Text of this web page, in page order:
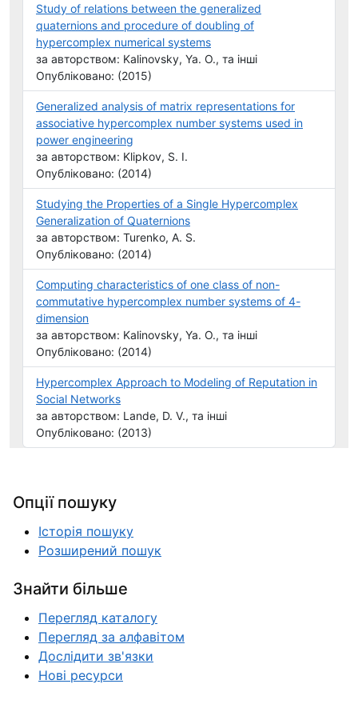
Study of relations between the generalized
quaternions and procedure of doubling of
hypercomplex numerical systems
за авторством: Kalinovsky, Ya. O., та інші
Опубліковано: (2015)
Generalized analysis of matrix representations for
associative hypercomplex number systems used in
power engineering
за авторством: Klipkov, S. I.
Опубліковано: (2014)
Studying the Properties of a Single Hypercomplex
Generalization of Quaternions
за авторством: Turenko, A. S.
Опубліковано: (2014)
Computing characteristics of one class of non-
commutative hypercomplex number systems of 4-
dimension
за авторством: Kalinovsky, Ya. O., та інші
Опубліковано: (2014)
Hypercomplex Approach to Modeling of Reputation in
Social Networks
за авторством: Lande, D. V., та інші
Опубліковано: (2013)
Опції пошуку
Історія пошуку
Розширений пошук
Знайти більше
Перегляд каталогу
Перегляд за алфавітом
Дослідити зв'язки
Нові ресурси